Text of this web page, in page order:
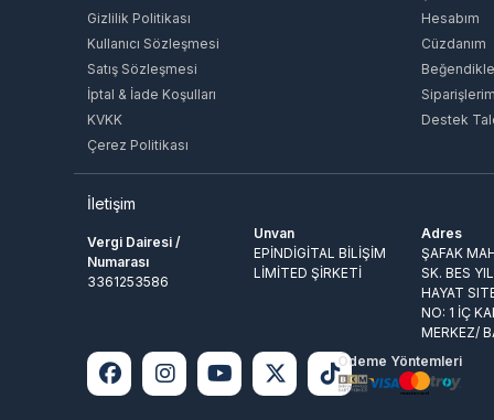
Gizlilik Politikası
Kullanıcı Sözleşmesi
Satış Sözleşmesi
İptal & İade Koşulları
KVKK
Çerez Politikası
Hesabım
Cüzdanım
Destek
İletişim
Vergi Dairesi /
Numarası
3361253586
Unvan
EPİNDİGİTAL BİLİŞİM
LİMİTED ŞİRKETİ
Adres
ŞAFAK
SK. BES
HAYAT
NO: 1 İÇ
MERKEZ/
Ödeme Yöntemleri